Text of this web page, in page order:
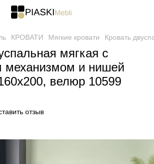
КРОВАТИ Мягкие кровати Кровать
мягкая с
механизмом и нишей
велюр 10599
отзыв